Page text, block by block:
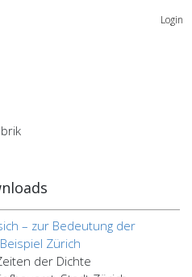
Login
– zur Bedeutung der
Zürich
der Dichte